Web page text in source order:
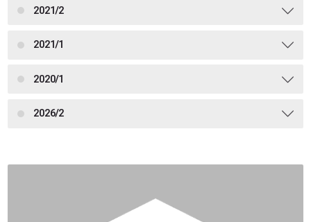
2021/2
2021/1
2020/1
2026/2